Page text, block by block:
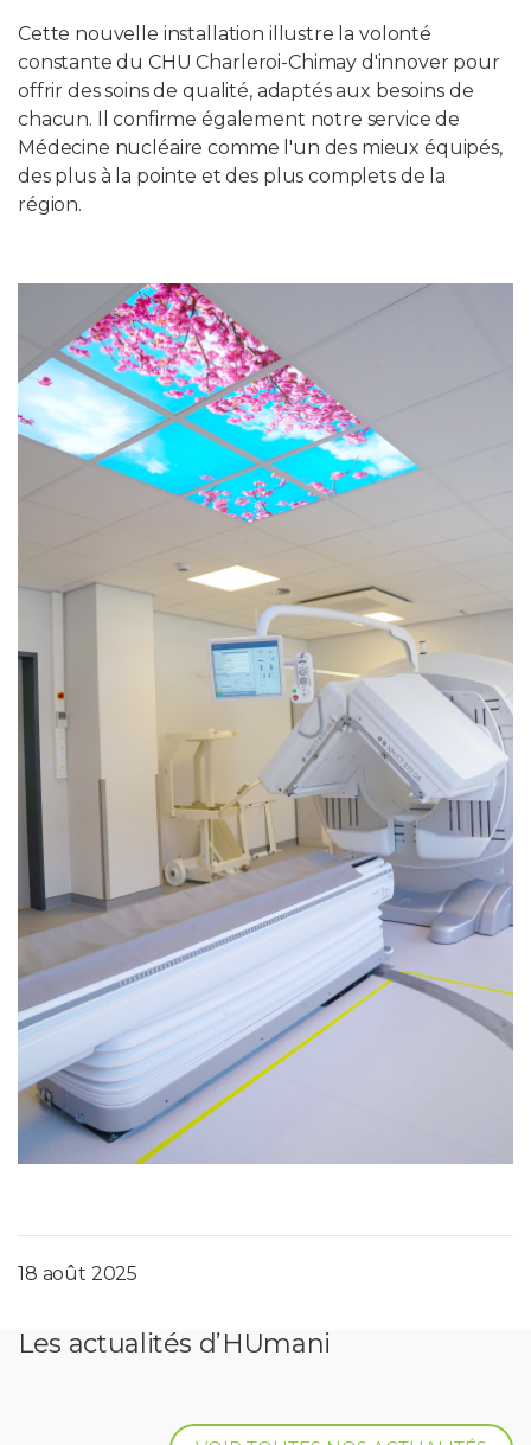
Cette nouvelle installation illustre la volonté
constante du CHU Charleroi-Chimay d'innover pour
offrir des soins de qualité, adaptés aux besoins de
chacun. Il confirme également notre service de
Médecine nucléaire comme l'un des mieux équipés,
des plus à la pointe et des plus complets de la
région.
18 août 2025
Les actualités d’HUmani